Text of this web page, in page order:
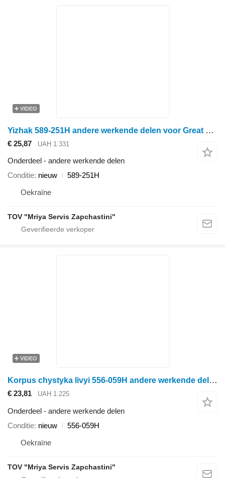
VIDEO
Yizhak 589-251H andere werkende delen voor Great Plains schijveneg
€ 25,87 UAH 1.331
Onderdeel - andere werkende delen
Conditie nieuw
589-251H
Oekraïne
TOV "Mriya Servis Zapchastini"
VIDEO
Korpus chystyka livyi 556-059H andere werkende delen voor Great Plains schijveneg
€ 23,81 UAH 1.225
Onderdeel - andere werkende delen
Conditie nieuw
556-059H
Oekraïne
TOV "Mriya Servis Zapchastini"